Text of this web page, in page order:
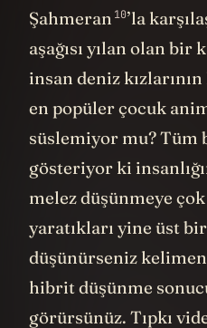
Şahmeran 10’la
aşağısı yılan olan bir
insan deniz
en popüler çocuk
süslemiyor mu?
gösteriyor ki
melez düşünmeye
yaratıkları yine üst
düşünürseniz
hibrit düşünme
görürsünüz. Tıpkı